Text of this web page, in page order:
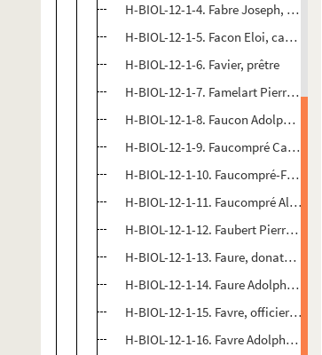
H-BIOL-12-1-4. Fabre Joseph,
H-BIOL-12-1-5. Facon Eloi, capucin
H-BIOL-12-1-6. Favier, prêtre
H-BIOL-12-1-7. Famelart Pierre, curé
H-BIOL-12-1-8. Faucon Adolphe
H-BIOL-12-1-9. Faucompré Casimir,
H-BIOL-12-1-10. Faucompré-
H-BIOL-12-1-11. Faucompré Alfred
H-BIOL-12-1-12. Faubert Pierre Eloi
H-BIOL-12-1-13. Faure, donateur des
H-BIOL-12-1-14. Faure Adolphe
H-BIOL-12-1-15. Favre, officier
H-BIOL-12-1-16. Favre Adolphe,